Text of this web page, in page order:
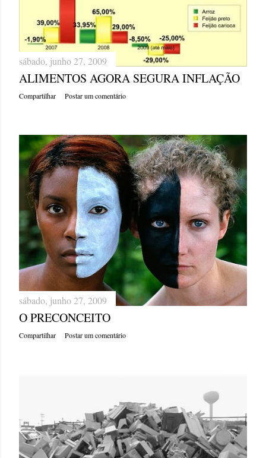
sábado, junho 27, 2009
ALIMENTOS AGORA SEGURA INFLAÇÃO
Compartilhar Postar um comentário
sábado, junho 27, 2009
O PRECONCEITO
Compartilhar Postar um comentário